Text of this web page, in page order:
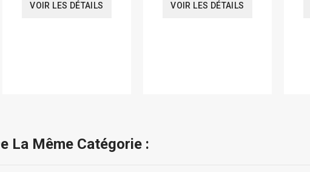
VOIR LES DÉTAILS VOIR LES DÉTAILS
La Même Catégorie :